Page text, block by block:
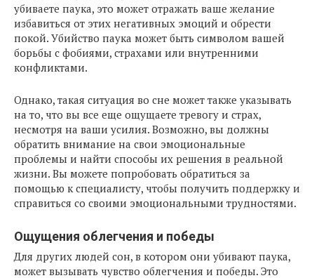
убиваете паука, это может отражать ваше желание
избавиться от этих негативных эмоций и обрести
покой. Убийство паука может быть символом вашей
борьбы с фобиями, страхами или внутренними
конфликтами.
Однако, такая ситуация во сне может также указывать
на то, что вы все еще ощущаете тревогу и страх,
несмотря на ваши усилия. Возможно, вы должны
обратить внимание на свои эмоциональные
проблемы и найти способы их решения в реальной
жизни. Вы можете попробовать обратиться за
помощью к специалисту, чтобы получить поддержку и
справиться со своими эмоциональными трудностями.
Ощущения облегчения и победы
Для других людей сон, в котором они убивают паука,
может вызывать чувство облегчения и победы. Это